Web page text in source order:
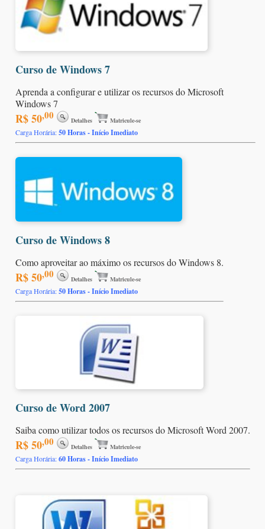
Curso de Windows 7
Aprenda a configurar e utilizar os recursos do Microsoft
Windows 7
R$ 50,00 Detalhes Matricule-se
Carga Horária:50 Horas - Início Imediato
Curso de Windows 8
Como aproveitar ao máximo os recursos do Windows 8.
R$ 50,00 Detalhes Matricule-se
Carga Horária:50 Horas - Início Imediato
Curso de Word 2007
Saiba como utilizar todos os recursos do Microsoft Word 2007.
R$ 50,00 Detalhes Matricule-se
Carga Horária:60 Horas - Início Imediato